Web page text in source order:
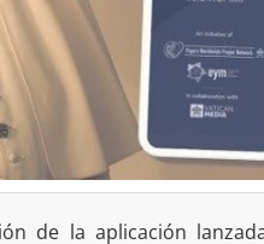
de la aplicación